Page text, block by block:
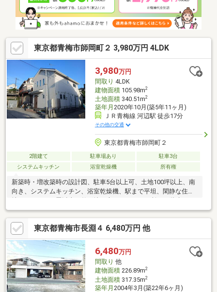
等ございましたらお気軽にお問い合わせください♪
東京都青梅市師岡町２ 3,980万円 4LDK
3,980万円
間取り 4LDK
建物面積105.98m2
土地面積340.51m2
築年月 2020年10月(築5年11ヶ月)
ＪＲ青梅線 河辺駅 徒歩17分
その他の交通
東京都青梅市師岡町２
2階建て 駐車場あり
駐車3台
システムキッチン
浴室乾燥機 所有権
新築時・増改築時の設計図、駐車5台以上可、土地100坪以上、南
向き、システムキッチン、浴室乾燥機、駅まで平坦、閑静な住宅
ッドデッキ、庭にトイレキッチン付き10.5帖の離れがあります！
行き止まりに物件がありますので、車通り抜けできないのでお子
様のいる家庭でも安心です。
東京都青梅市長淵４ 6,480万円 他
6,480万円
間取り 他
建物面積226.89m2
土地面積317.35m2
築年月 2004年3月(築22年6ヶ月)